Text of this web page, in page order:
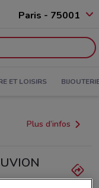
Paris - 75001
ET LOISIRS
Plus d’infos